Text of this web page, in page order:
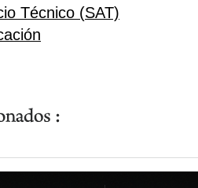
Técnico (SAT)